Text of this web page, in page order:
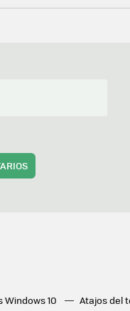
10 Atajos del